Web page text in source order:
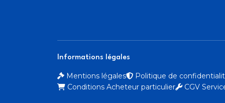
Identification du modèle à l'AR
Inscription S line sur les ailes AV
Informations légales
Mentions légales Politique de
Conditions Acheteur particulier
CGV